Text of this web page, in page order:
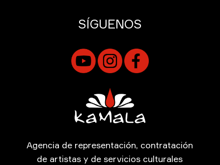
SÍGUENOS
Agencia de representación, contratación
de artistas y de servicios culturales